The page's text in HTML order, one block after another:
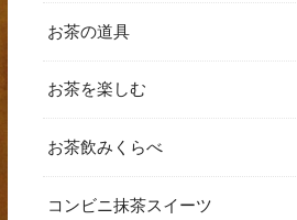
お茶の道具
お茶を楽しむ
お茶飲みくらべ
コンビニ抹茶スイーツ